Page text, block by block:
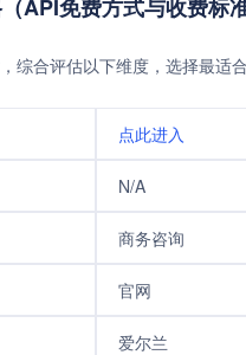
API免费方式与收费标准
综合评估以下维度，选择最适
点此进入
N/A
商务咨询
官网
爱尔兰